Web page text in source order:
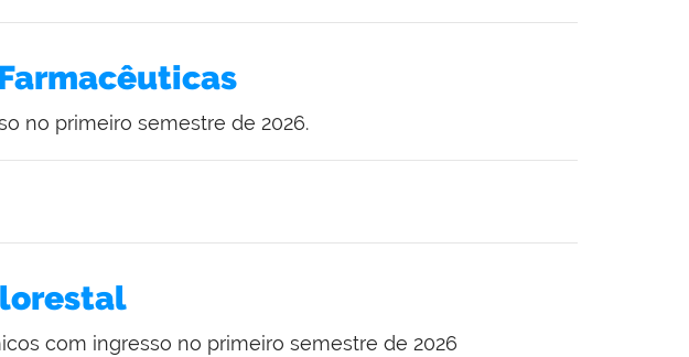
no primeiro semestre de 2026.
com ingresso no primeiro semestre de 2026